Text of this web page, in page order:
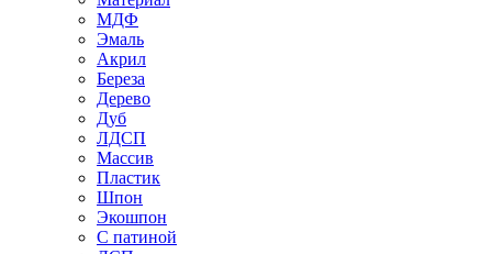
МДФ
Эмаль
Акрил
Береза
Дерево
Дуб
ЛДСП
Массив
Пластик
Шпон
Экошпон
С патиной